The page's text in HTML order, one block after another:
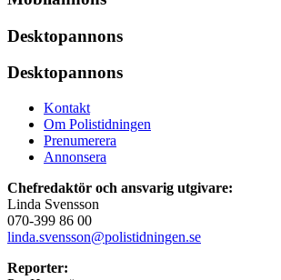
Desktopannons
Desktopannons
Kontakt
Om Polistidningen
Prenumerera
Annonsera
Chefredaktör och ansvarig utgivare:
Linda Svensson
070-399 86 00
linda.svensson@polistidningen.se
Reporter: